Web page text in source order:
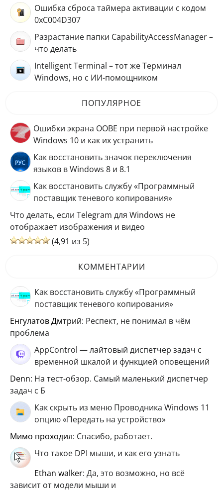
Ошибка сброса таймера активации с кодом
0xC004D307
Разрастание папки CapabilityAccessManager –
что делать
Intelligent Terminal – тот же Терминал
Windows, но с ИИ-помощником
ПОПУЛЯРНОЕ
Ошибки экрана OOBE при первой настройке
Windows 10 и как их устранить
Как восстановить значок переключения
языков в Windows 8 и 8.1
Как восстановить службу «Программный
поставщик теневого копирования»
Что делать, если Telegram для Windows не
отображает изображения и видео
(4,91 из 5)
КОММЕНТАРИИ
Как восстановить службу «Программный
поставщик теневого копирования»
Енгулатов Дмтрий: Респект, не понимал в чём
проблема
AppControl — лайтовый диспетчер задач с
временной шкалой и функцией оповещений
Denn: На тест-обзор. Самый маленький диспетчер
задач с Б
Как скрыть из меню Проводника Windows 11
опцию «Передать на устройство»
мимо проходил: Спасибо, работает.
Что такое DPI мыши, и как его узнать
ethan walker: Да, это возможно, но всё
зависит от модели мыши и